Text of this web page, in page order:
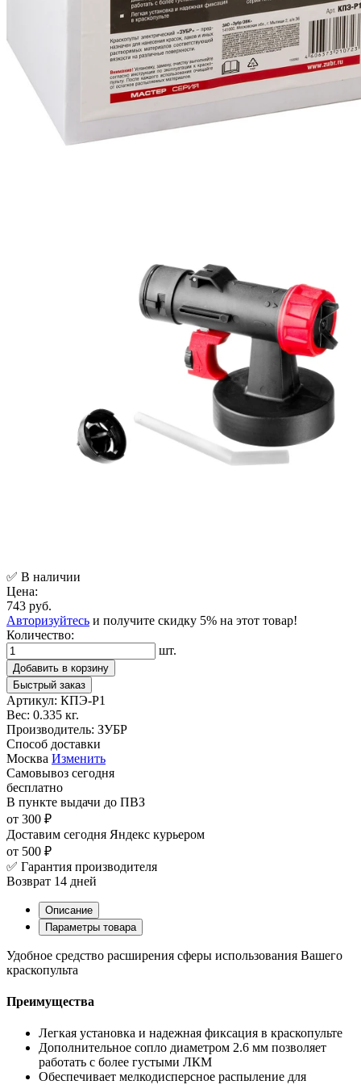
✅ В наличии
Цена:
743 руб.
Авторизуйтесь и получите скидку 5% на этот товар!
Количество:
шт.
Добавить в корзину
Быстрый заказ
Артикул: КПЭ-Р1
Вес: 0.335 кг.
Производитель: ЗУБР
Способ доставки
Москва Изменить
Самовывоз сегодня
бесплатно
В пункте выдачи до ПВЗ
от 300 ₽
Доставим сегодня Яндекс курьером
от 500 ₽
✅ Гарантия производителя
Возврат 14 дней
Описание
Параметры товара
Удобное средство расширения сферы использования Вашего
краскопульта
Преимущества
Легкая установка и надежная фиксация в краскопульте
Дополнительное сопло диаметром 2.6 мм позволяет
работать с более густыми ЛКМ
Обеспечивает мелкодисперсное распыление для